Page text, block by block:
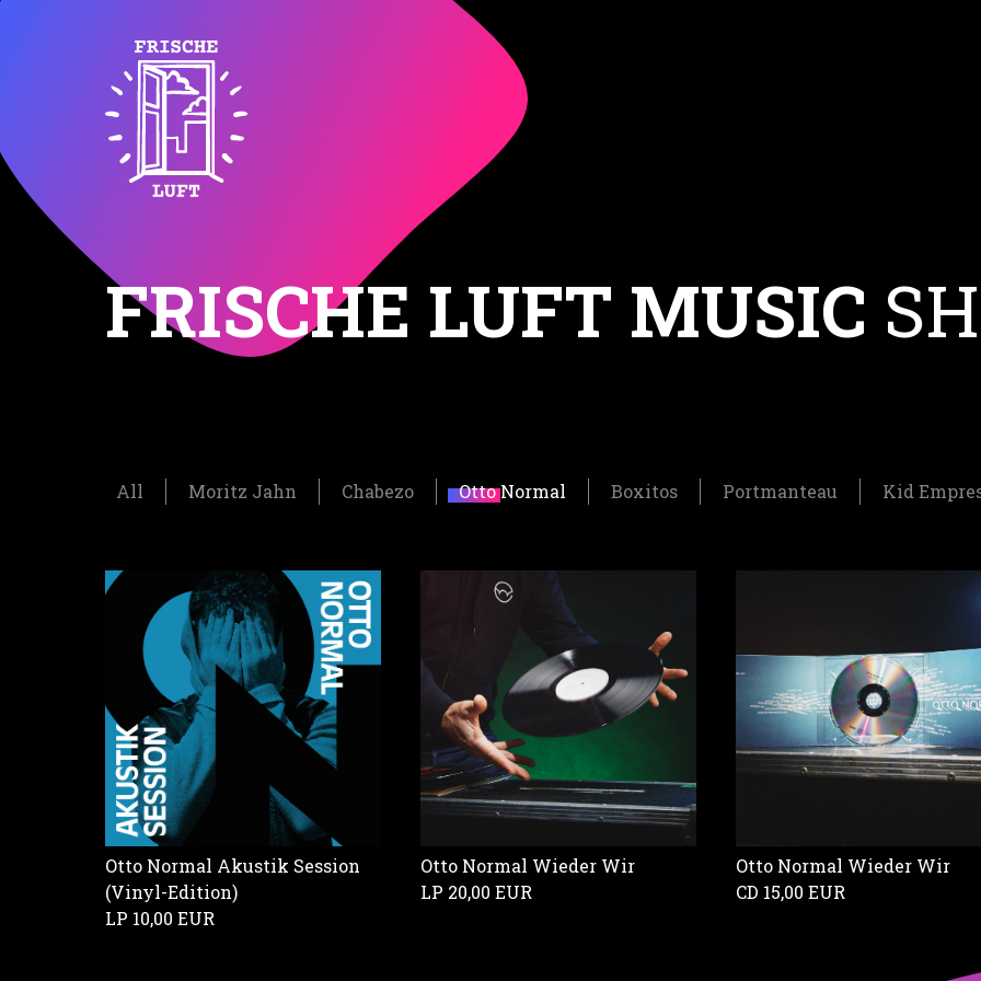
FRISCHE LUFT MUSIC
All Moritz Jahn Chabezo Otto Normal Boxitos Portmanteau Kid
Otto Normal Akustik Session
(Vinyl-Edition)
LP 10,00 EUR
Otto Normal Wieder Wir
LP 20,00 EUR
Otto Normal Wieder Wir
CD 15,00 EUR